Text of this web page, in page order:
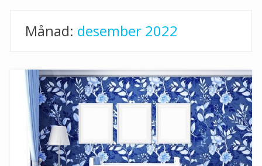
Månad: desember 2022